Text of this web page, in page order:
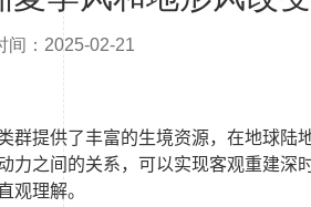
间：2025-02-21
提供了丰富的生境资源，在地球陆
之间的关系，可以实现客观重建深
观理解。